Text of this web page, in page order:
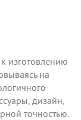
изготовлению
на
дизайн,
точностью.